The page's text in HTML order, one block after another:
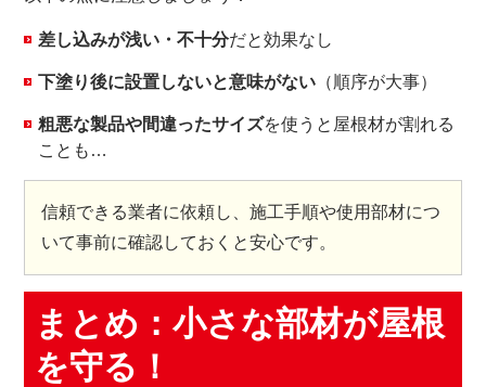
差し込みが浅い・不十分だと効果なし
下塗り後に設置しないと意味がない （順序が大事）
粗悪な製品や間違ったサイズを使うと屋根材が割れる
ことも…
信頼できる業者に依頼し、施工手順や使用部材につ
いて事前に確認しておくと安心です。
まとめ：小さな部材が屋根
を守る！